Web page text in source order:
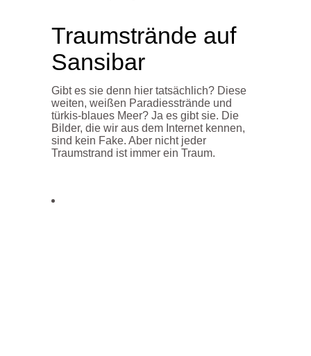
Traumstrände auf
Sansibar
Gibt es sie denn hier tatsächlich? Diese
weiten, weißen Paradiesstrände und
türkis-blaues Meer? Ja es gibt sie. Die
Bilder, die wir aus dem Internet kennen,
sind kein Fake. Aber nicht jeder
Traumstrand ist immer ein Traum.